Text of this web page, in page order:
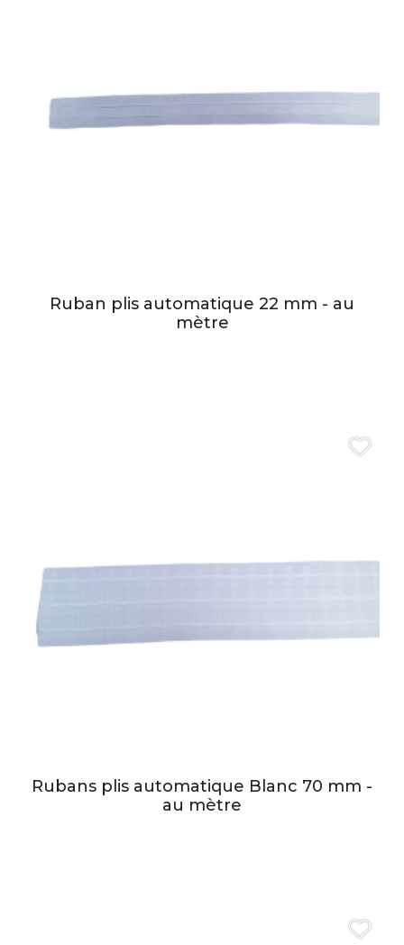
Ruban plis automatique 22 mm - au
mètre
Rubans plis automatique Blanc 70 mm -
au mètre